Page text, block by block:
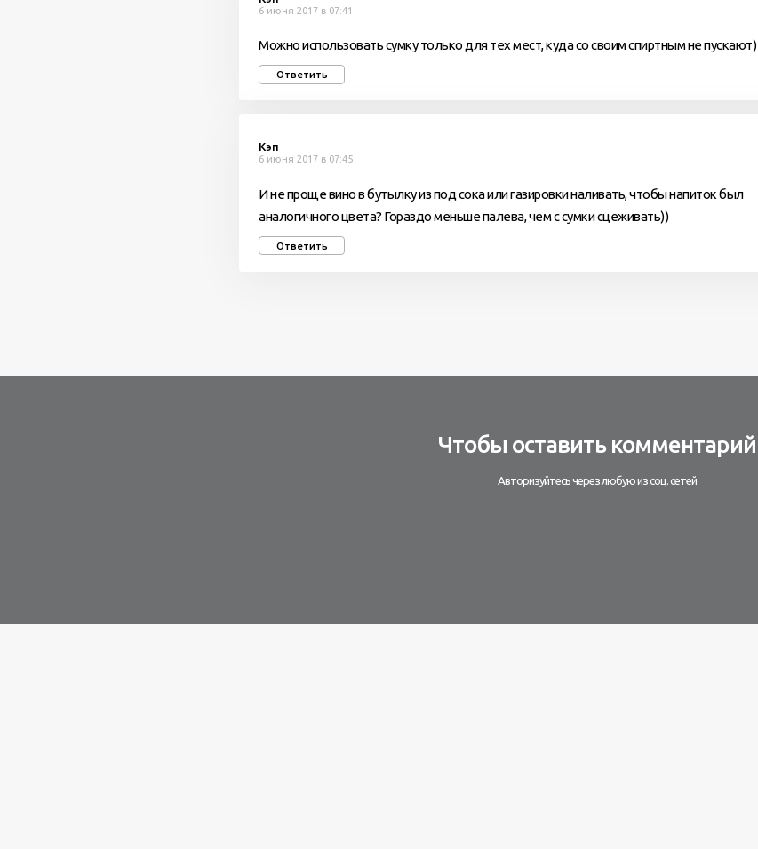
6 июня 2017 в 07:41
Можно использовать сумку только для тех мест, куда со своим спиртным не пускают)
Ответить
Кэп
6 июня 2017 в 07:45
И не проще вино в бутылку из под сока или газировки наливать, чтобы напиток был
аналогичного цвета? Гораздо меньше палева, чем с сумки сцеживать))
Ответить
Чтобы оставить комментарий
Авторизуйтесь через любую из соц. сетей